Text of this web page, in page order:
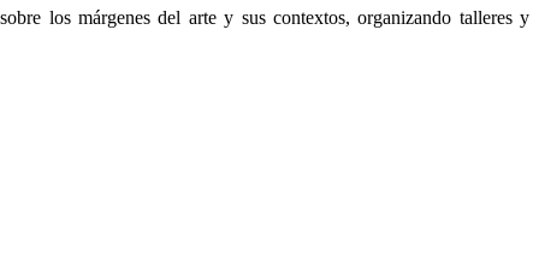
los márgenes del arte y sus contextos, organizando talleres y